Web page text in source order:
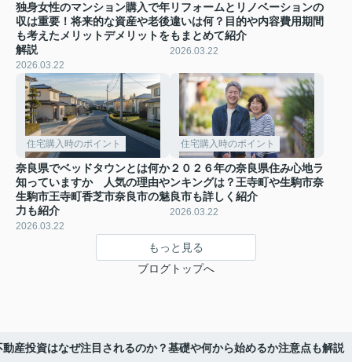
独身女性のマンション購入で年
収は重要！将来的な資産や老後
も考えたメリットデメリットを
解説
2026.03.22
リフォームとリノベーションの
違いは何？目的や内容費用期間
もまとめて紹介
2026.03.22
住宅購入時のポイント
奈良県でベッドタウンとは何か
知っていますか 人気の理由や
生駒市王寺町香芝市奈良市の魅
力も紹介
2026.03.22
住宅購入時のポイント
２０２６年の奈良県住み心地ラ
ンキングは？王寺町や生駒市奈
良市も詳しく紹介
2026.03.22
もっと見る
ブログトップへ
動産投資はなぜ注目されるのか？基礎や何から始めるか注意点も解説